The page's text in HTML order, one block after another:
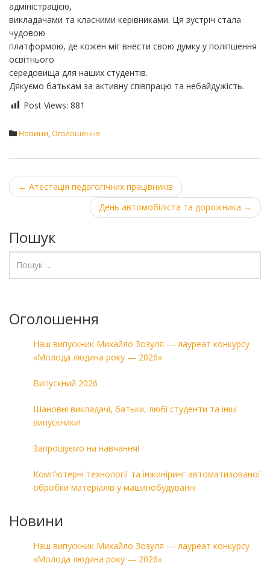
адміністрацією,
викладачами та класними керівниками. Ця зустріч стала
чудовою
платформою, де кожен міг внести свою думку у поліпшення
освітнього
середовища для наших студентів.
Дякуємо батькам за активну співпрацю та небайдужість.
Post Views: 881
Новини,Оголошення
Post
navigation
← Атестація педагогічних працівників
День автомобіліста та дорожника →
Пошук
Оголошення
Наш випускник Михайло Зозуля — лауреат конкурсу
«Молода людина року — 2026»
Випускний 2026
Шановні викладачі, батьки, любі студенти та інші
випускники!
Запрошуємо на навчання!
Комп’ютерні технології та інжиніринг автоматизованої
обробки матеріалів у машинобудуванні
Новини
Наш випускник Михайло Зозуля — лауреат конкурсу
«Молода людина року — 2026»